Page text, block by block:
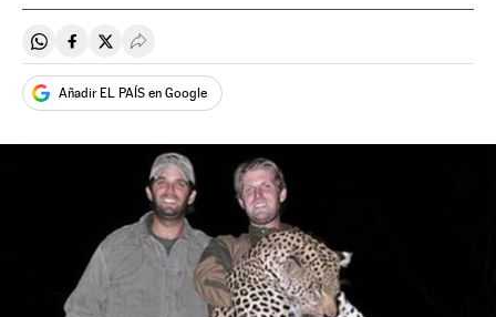
Compartir en Whatsapp
Compartir en Facebook
Compartir en Twitter
Desplegar Redes Sociales
Añadir EL PAÍS en Google